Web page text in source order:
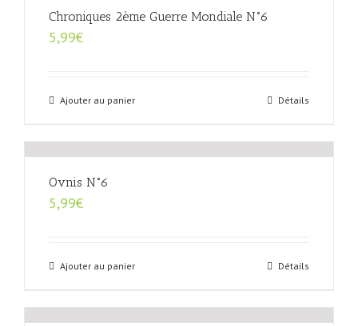
Chroniques 2ème Guerre Mondiale N°6
5,99€
Ajouter au panier Détails
Ovnis N°6
5,99€
Ajouter au panier Détails